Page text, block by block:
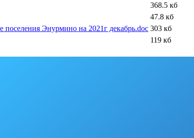
368.5 кб
47.8 кб
Энурмино на 2021г декабрь.doc 303 кб
119 кб